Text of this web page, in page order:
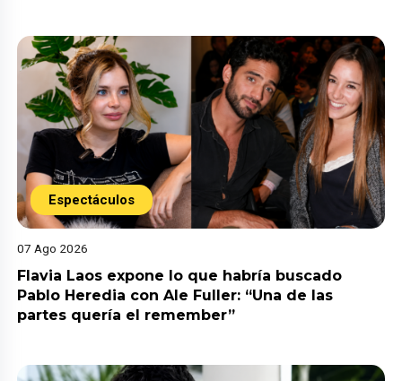
Espectáculos
07 Ago 2026
Flavia Laos expone lo que habría buscado
Pablo Heredia con Ale Fuller: “Una de las
partes quería el remember”